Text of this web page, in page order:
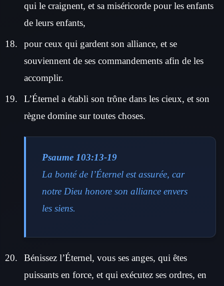
qui le craignent, et sa miséricorde pour les enfants
de leurs enfants,
pour ceux qui gardent son alliance, et se
souviennent de ses commandements afin de les
accomplir.
L’Éternel a établi son trône dans les cieux, et son
règne domine sur toutes choses.
Psaume 103:13-19
La bonté de l’Éternel est assurée, car
notre Dieu honore son alliance envers
les siens.
Bénissez l’Éternel, vous ses anges, qui êtes
puissants en force, et qui exécutez ses ordres, en